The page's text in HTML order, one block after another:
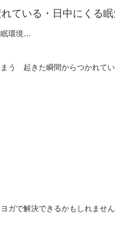
ている・日中にくる眠
眠環境…
う 起きた瞬間からつかれて
ガで解決できるかもしれません